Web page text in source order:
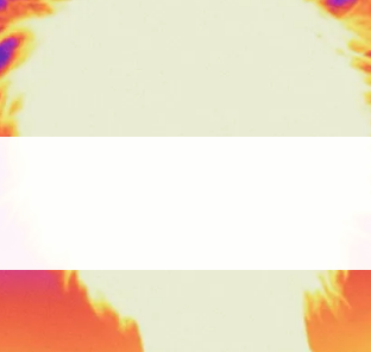
« Tu hurles quelque chose à la mode
de Fabienne Gaston-Dreyfus
« Ici grand ouvert
SMITH